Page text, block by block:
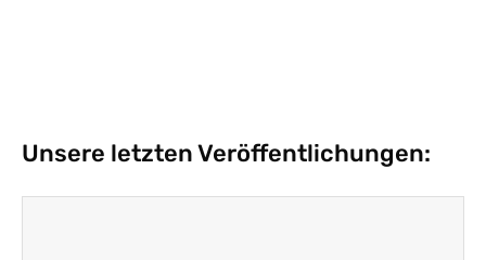
Unsere letzten Veröffentlichungen: